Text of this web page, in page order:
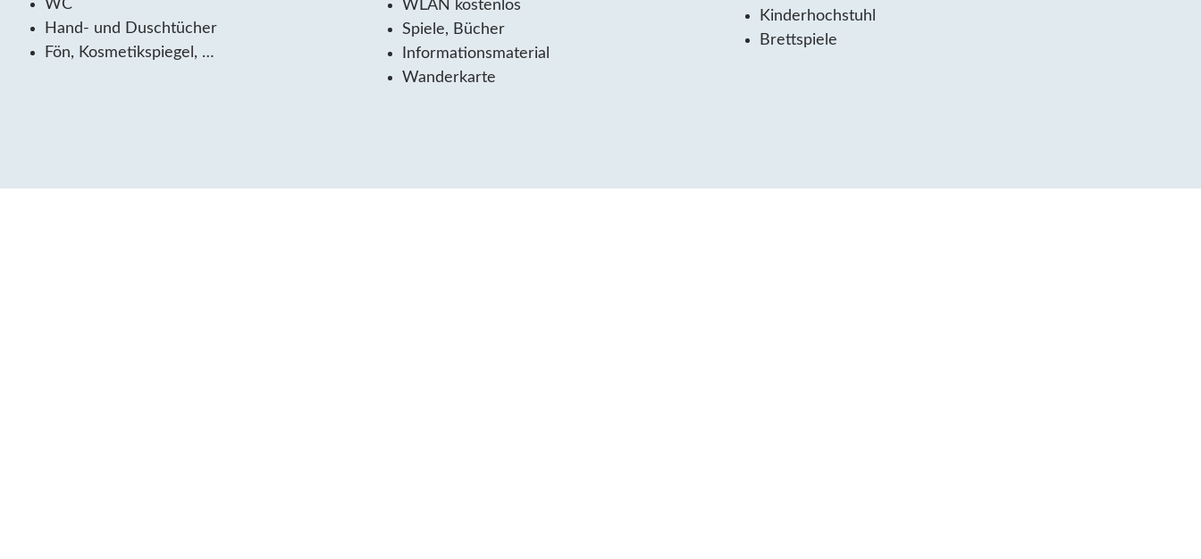
WC
Hand- und Duschtücher
Fön, Kosmetikspiegel, …
WLAN kostenlos
Spiele, Bücher
Informationsmaterial
Wanderkarte
Kinderhochstuhl
Brettspiele